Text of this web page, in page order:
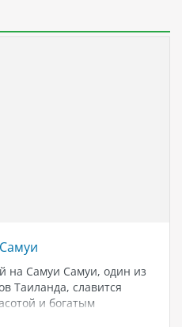
на Самуи Самуи, один из
Таиланда, славится
и богатым